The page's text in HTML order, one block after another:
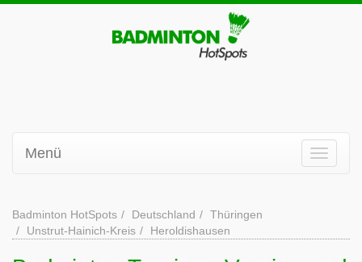
Menü
Badminton HotSpots Deutschland
Thüringen
Unstrut-Hainich-Kreis
Heroldishausen